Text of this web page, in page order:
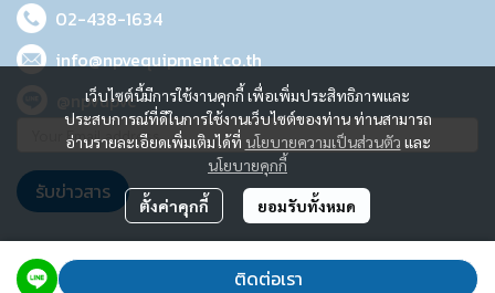
ติดต่อเรา
เว็บไซต์นี้มีการใช้งานคุกกี้ เพื่อเพิ่มประสิทธิภาพและ
ประสบการณ์ที่ดีในการใช้งานเว็บไซต์ของท่าน ท่านสามารถ
อ่านรายละเอียดเพิ่มเติมได้ที่ นโยบายความเป็นส่วนตัว และ
นโยบายคุกกี้
ตั้งค่าคุกกี้ ยอมรับทั้งหมด
02-438-1634
info@npvequipment.co.th
@npvupvc
รับข่าวสาร
2023 © N.P.V. EQUIPMENT LTD., PART.